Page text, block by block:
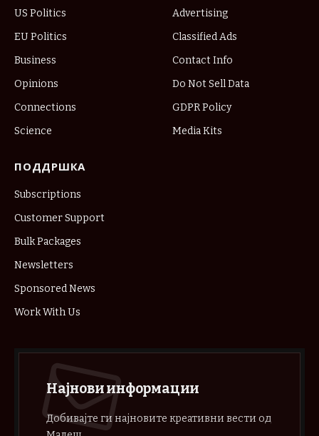
US Politics
EU Politics
Business
Opinions
Connections
Science
Advertising
Classified Ads
Contact Info
Do Not Sell Data
GDPR Policy
Media Kits
ПОДДРШКА
Subscriptions
Customer Support
Bulk Packages
Newsletters
Sponsored News
Work With Us
Најнови информации
Добивајте ги најновите креативни вести од